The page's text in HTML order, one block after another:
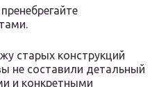
старых конструкций
не составили детальный
и конкретными